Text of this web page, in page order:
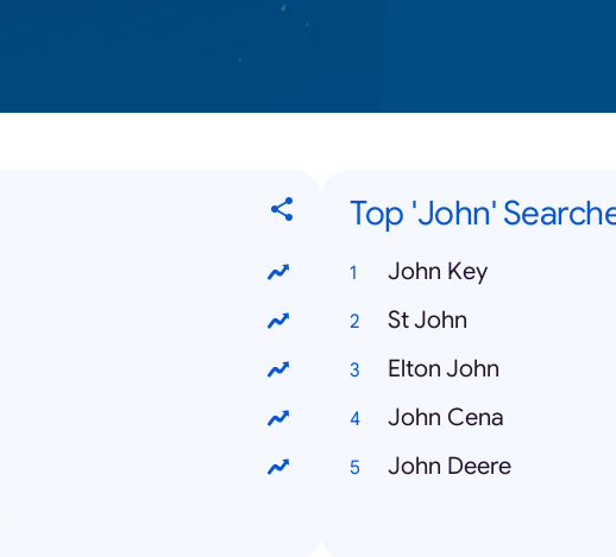
Top 'John'
John Key
St John
Elton John
John Cena
John Deere